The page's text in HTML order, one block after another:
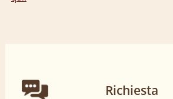
Richiesta